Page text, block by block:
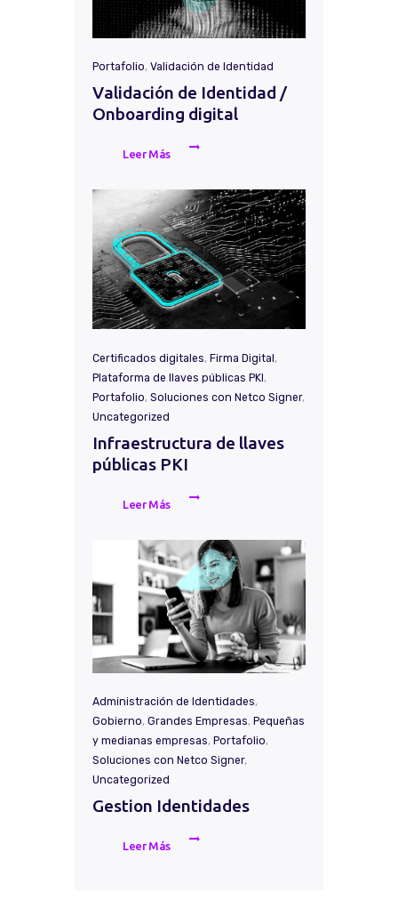
Portafolio, Validación de Identidad
Validación de Identidad /
Onboarding digital
Leer Más
Certificados digitales, Firma Digital,
Plataforma de llaves públicas PKI,
Portafolio, Soluciones con Netco Signer,
Uncategorized
Infraestructura de llaves
públicas PKI
Leer Más
Administración de Identidades,
Gobierno, Grandes Empresas, Pequeñas
y medianas empresas, Portafolio,
Soluciones con Netco Signer,
Uncategorized
Gestion Identidades
Leer Más